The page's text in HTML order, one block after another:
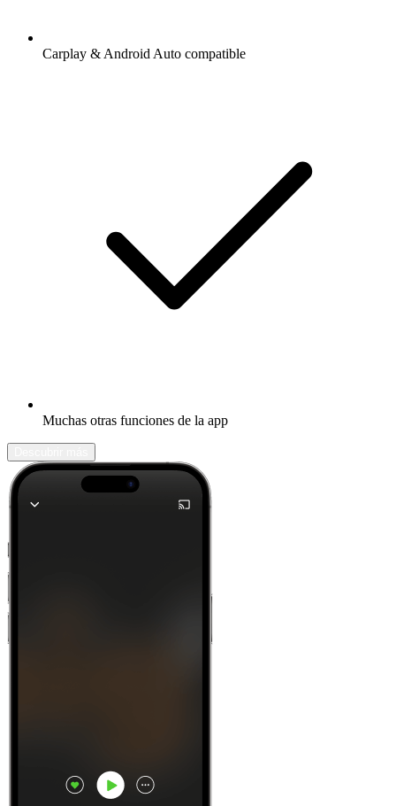
Carplay & Android Auto compatible
Muchas otras funciones de la app